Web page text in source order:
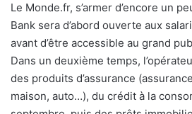
Le Monde.fr, s’armer d’encore un
Bank sera d’abord ouverte aux
avant d’être accessible au grand
Dans un deuxième temps,
des produits d’assurance
maison, auto…), du crédit à la